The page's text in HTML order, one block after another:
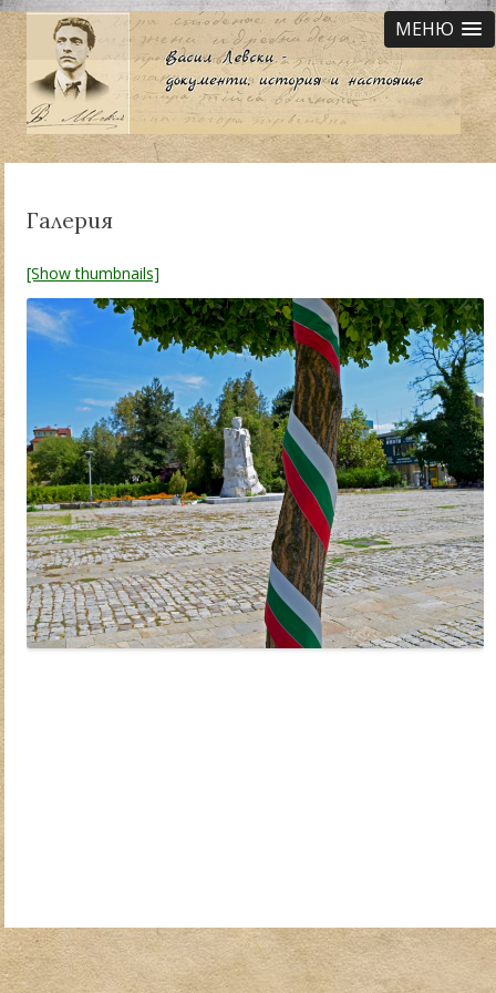
МЕНЮ
Галерия
[Show thumbnails]